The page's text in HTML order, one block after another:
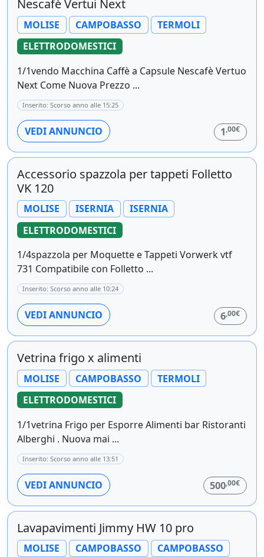
Nescafè Vertui Next
MOLISE CAMPOBASSO
TERMOLI
ELETTRODOMESTICI
1/1vendo Macchina Caffè a Capsule Nescafè Vertuo
Next Come Nuova Prezzo ...
Inserito: Scorso anno alle 15:25
VEDI ANNUNCIO 1,00€
Accessorio spazzola per tappeti Folletto
VK 120
MOLISE ISERNIA
ISERNIA
ELETTRODOMESTICI
1/4spazzola per Moquette e Tappeti Vorwerk vtf
731 Compatibile con Folletto ...
Inserito: Scorso anno alle 10:24
VEDI ANNUNCIO 6,00€
Vetrina frigo x alimenti
MOLISE CAMPOBASSO
TERMOLI
ELETTRODOMESTICI
1/1vetrina Frigo per Esporre Alimenti bar Ristoranti
Alberghi . Nuova mai ...
Inserito: Scorso anno alle 13:51
VEDI ANNUNCIO 500,00€
Lavapavimenti Jimmy HW 10 pro
MOLISE CAMPOBASSO
CAMPOBASSO